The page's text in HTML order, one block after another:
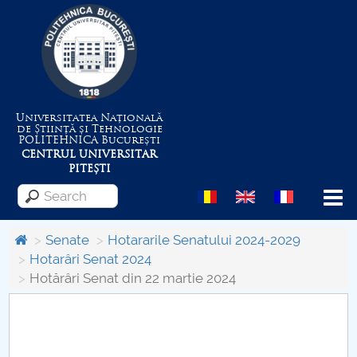
Universitatea Națională
de Știință și Tehnologie
POLITEHNICABucurești
CENTRUL UNIVERSITAR
PITEȘTI
Menu
About the University
Senate
Hotararile Senatului 2024-2029
Hotarâri Senat 2024
Hotărâri Senat din 22 martie 2024